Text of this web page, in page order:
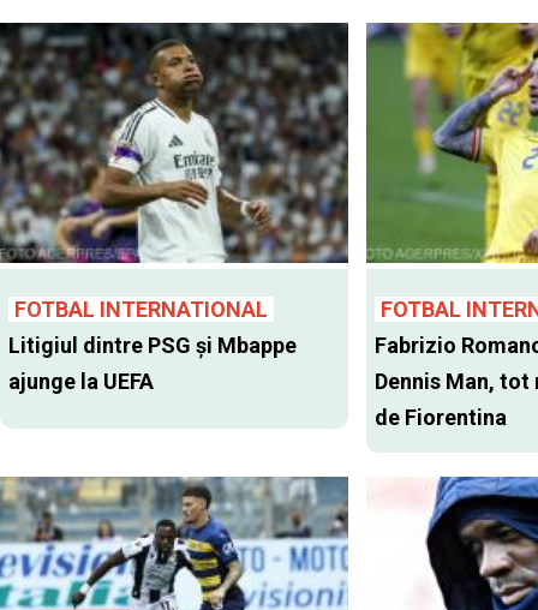
FOTBAL INTERNATIONAL
Litigiul dintre PSG şi Mbappe
ajunge la UEFA
FOTBAL
Fabrizio
Dennis Man, tot
de Fiorentina